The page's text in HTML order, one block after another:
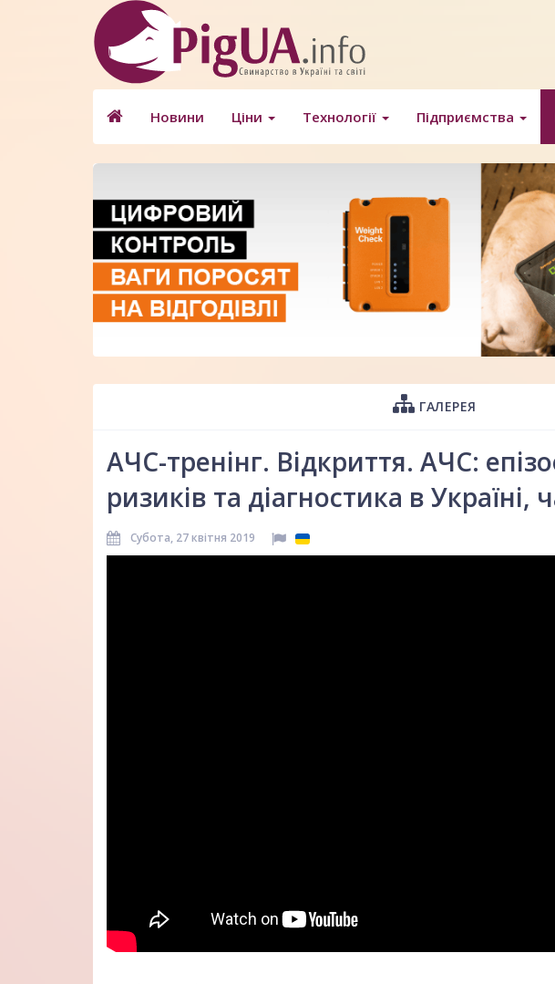
Новини Ціни Технології Підприємства
ГАЛЕРЕЯ
АЧС-тренінг. Відкриття. АЧС:
ризиків та діагностика в Україні,
Субота, 27 квітня 2019